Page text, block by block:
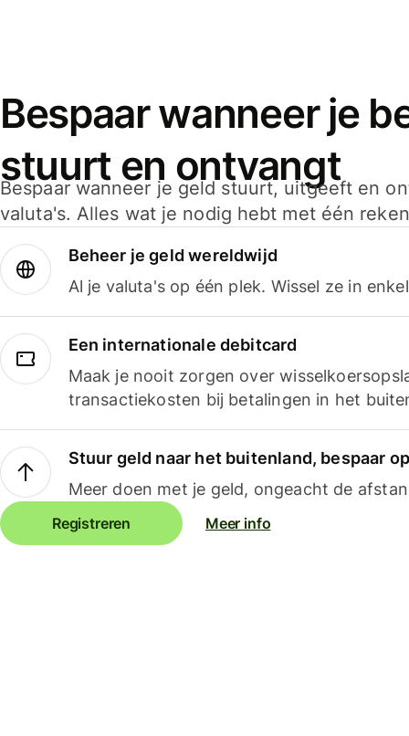
Bespaar wanneer je
stuurt en ontvangt
Bespaar wanneer je geld stuurt, uitgeeft en
valuta's. Alles wat je nodig hebt met één
Beheer je geld wereldwijd
Al je valuta's op één plek. Wissel ze in
Een internationale debitcard
Maak je nooit zorgen over
transactiekosten bij betalingen in het
Stuur geld naar het buitenland, bespaar
Meer doen met je geld, ongeacht de
Registreren Meer info